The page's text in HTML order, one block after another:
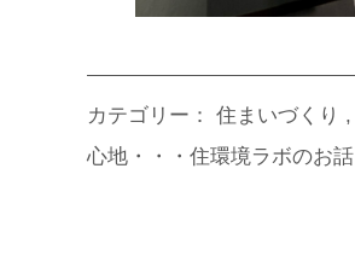
カテゴリー： 住まいづくり
心地・・・住環境ラボのお話